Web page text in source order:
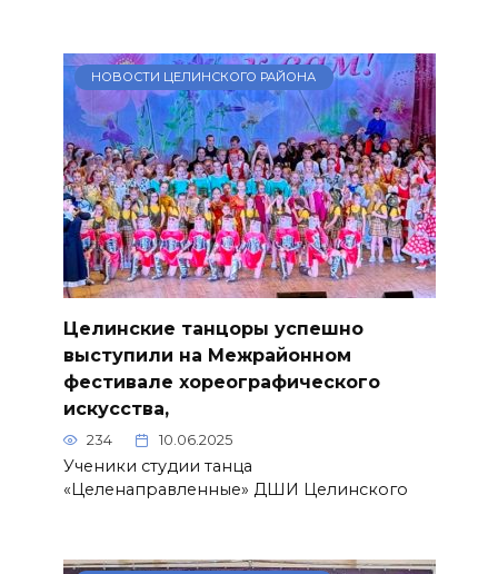
НОВОСТИ ЦЕЛИНСКОГО РАЙОНА
Целинские танцоры успешно
выступили на Межрайонном
фестивале хореографического
искусства,
234 10.06.2025
Ученики студии танца
«Целенаправленные» ДШИ Целинского